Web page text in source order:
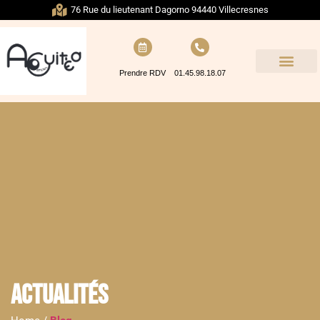
76 Rue du lieutenant Dagorno 94440 Villecresnes
Prendre RDV 01.45.98.18.07
Actualités